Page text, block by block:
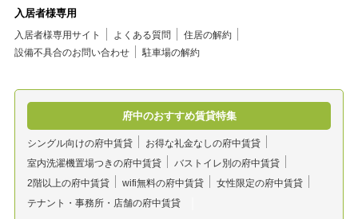
入居者様専用
入居者様専用サイト よくある質問
住居の解約
設備不具合のお問い合わせ
駐車場の解約
府中のおすすめ賃貸特集
シングル向けの府中賃貸
お得な礼金なしの府中賃貸
室内洗濯機置場つきの府中賃貸
バストイレ別の府中賃貸
2階以上の府中賃貸
wifi無料の府中賃貸
女性限定の府中賃貸
テナント・事務所・店舗の府中賃貸